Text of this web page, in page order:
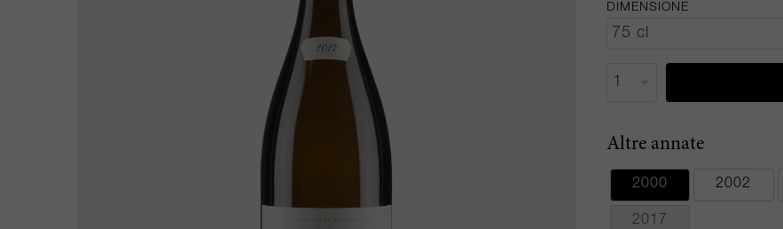
DIMENSIONE
Altre annate
2000 2002
2017